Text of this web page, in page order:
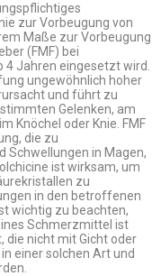
zur Vorbeugung von
Maße zur Vorbeugung
(FMF) bei
4 Jahren eingesetzt wird.
ungewöhnlich hoher
und führt zu
Gelenken, am
Knöchel oder Knie. FMF
die zu
Schwellungen in Magen,
ist wirksam, um
zu
in den betroffenen
wichtig zu beachten,
Schmerzmittel ist
die nicht mit Gicht oder
einer solchen Art und